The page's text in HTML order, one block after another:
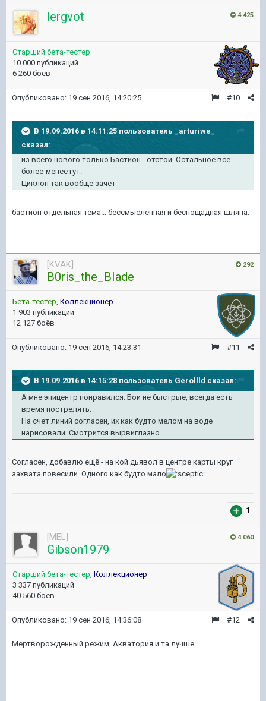
4 425
lergvot
Старший бета-тестер
10 000 публикаций
6 260 боёв
#10
Опубликовано: 19 сен 2016, 14:20:25
В 19.09.2016 в 14:11:25 пользователь _arturiwe_
сказал:
из всего нового только Бастион - отстой. Остальное все
более-менее гут.
Циклон так вообще зачет
бастион отдельная тема... бессмысленная и беспощадная шляпа.
292
[KVAK]
B0ris_the_BIade
Бета-тестер Коллекционер
1 903 публикации
12 127 боёв
#11
Опубликовано: 19 сен 2016, 14:23:31
В 19.09.2016 в 14:15:28 пользователь Gerollld сказал:
А мне эпицентр понравился. Бои не быстрые, всегда есть
время пострелять.
На счет линий согласен, их как будто мелом на воде
нарисовали. Смотрится вырвиглазно.
Согласен, добавлю ещё - на кой дьявол в центре карты круг
захвата повесили. Одного как будто мало
1
4 060
[MEL]
Gibson1979
Старший бета-тестер Коллекционер
3 337 публикаций
40 560 боёв
#12
Опубликовано: 19 сен 2016, 14:36:08
Мертворожденный режим. Акватория и та лучше.